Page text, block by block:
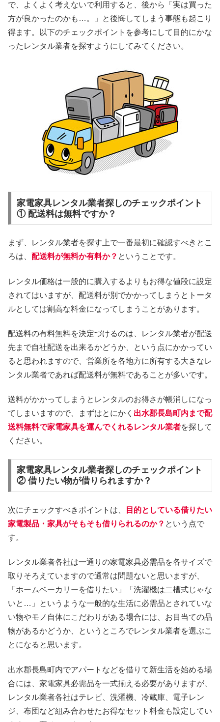
で、よくよく考えないで利用すると、後から「実は買った
方が良かったのかも…。」と後悔してしまう事態も起こり
得ます。以下のチェックポイントを参考にして目的にかな
ったレンタル業者を探すようにしてみてください。
家電家具レンタル業者探しのチェックポイント
① 配送料は無料ですか？
まず、レンタル業者を探す上で一番最初に確認すべきとこ
ろは、 配送料が無料か有料か？ ということです。
レンタル価格は一般的に購入するよりもお得な値段に設定
されてはいますが、配送料が別でかかってしまうとトータ
ルとしては割高な料金になってしまうことがあります。
配送料の有料無料を決定づけるのは、レンタル業者が配送
先まで自社配送を出来るかどうか、という点にかかってい
ると思われますので、営業所を各地方に所有する大きなレ
ンタル業者であれば配送料が無料であることが多いです。
送料がかかってしまうとレンタルのお得さが帳消しになっ
てしまいますので、まずはとにかく 出水郡長島町内まで配
送料無料で家電家具を運んでくれるレンタル業者を探して
ください。
家電家具レンタル業者探しのチェックポイント
② 借りたい物が借りられますか？
次にチェックすべきポイントは、
目的としている借りたい
家電製品・家具がそもそも借りられるのか？ という点で
す。
レンタル業者各社は一通りの家電家具必需品を各サイズで
取りそろえていますので通常は問題ないと思いますが、
「ホームベーカリーを借りたい」「洗濯機は二槽式じゃな
いと…」というような一般的な生活に必需品とされていな
い物やモノ自体にこだわりがある場合には、お目当ての品
物があるかどうか、というところでレンタル業者を選ぶこ
とになると思います。
出水郡長島町内でアパートなどを借りて新生活を始める場
合には、家電家具必需品を一式揃える必要がありますが、
レンタル業者各社はテレビ、洗濯機、冷蔵庫、電子レン
ジ、布団など組み合わせたお得なセット料金も設定してい